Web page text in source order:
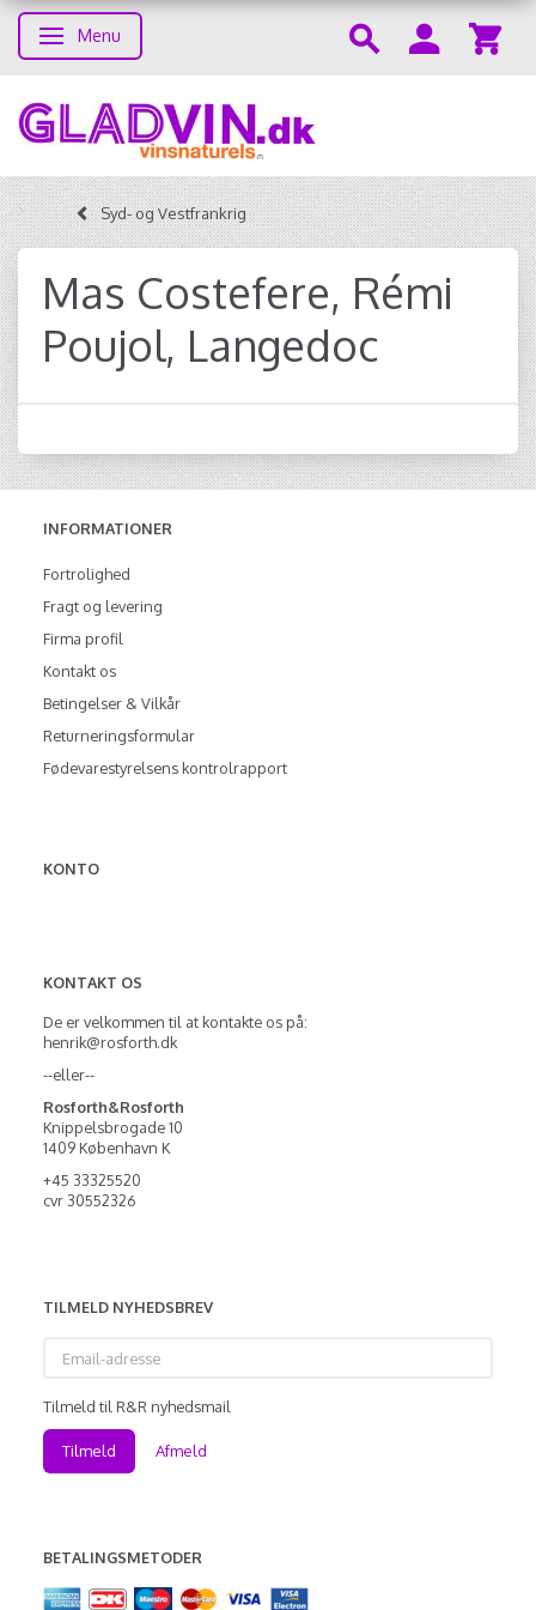
Skifte navigation
Menu
Syd- og Vestfrankrig
Mas Costefere, Rémi
Poujol, Langedoc
INFORMATIONER
Fortrolighed
Fragt og levering
Firma profil
Kontakt os
Betingelser & Vilkår
Returneringsformular
Fødevarestyrelsens kontrolrapport
KONTO
KONTAKT OS
De er velkommen til at kontakte os på:
henrik@rosforth.dk
--eller--
Rosforth&Rosforth
Knippelsbrogade 10
1409 København K
+45 33325520
cvr 30552326
TILMELD NYHEDSBREV
adresse
Tilmeld til R&R nyhedsmail
Tilmeld Afmeld
BETALINGSMETODER